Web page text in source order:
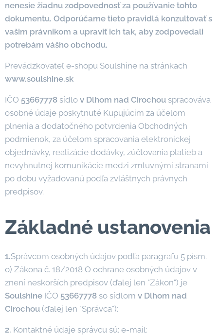
nenesie žiadnu zodpovednosť za používanie tohto
dokumentu. Odporúčame tieto pravidlá konzultovať s
vašim právnikom a upraviť ich tak, aby zodpovedali
potrebám vášho obchodu.
Prevádzkovateľ e-shopu Soulshine na stránkach
www.soulshine.sk
IČO 53667778 sídlo v Dlhom nad Cirochou spracováva
osobné údaje poskytnuté Kupujúcim za účelom
plnenia a dodatočného potvrdenia Obchodných
podmienok, za účelom spracovania elektronickej
objednávky, realizácie dodávky, zúčtovania platieb a
nevyhnutnej komunikácie medzi zmluvnými stranami
po dobu vyžadovanú podľa zvláštnych právnych
predpisov.
Základné ustanovenia
1.Správcom osobných údajov podľa paragrafu 5 písm.
o) Zákona č. 18/2018 O ochrane osobných údajov v
znení neskorších predpisov (ďalej len "Zákon") je
Soulshine IČO 53667778 so sídlom v Dlhom nad
Cirochou (ďalej len "Správca");
2. Kontaktné údaje správcu sú: e-mail: